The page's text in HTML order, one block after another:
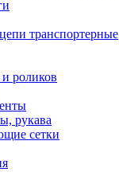
транспортерные
роликов
рукава
сетки